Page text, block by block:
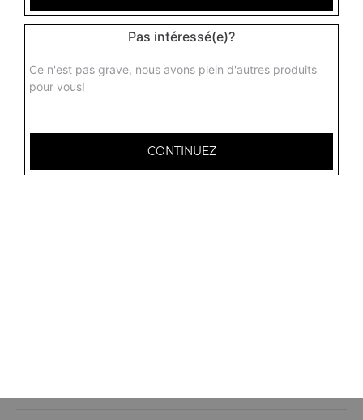
Oasis tropical 33 cl
3.00€
Pas intéressé(e)?
Ce n'est pas grave, nous avons plein d'autres produits
pour vous!
CONTINUEZ